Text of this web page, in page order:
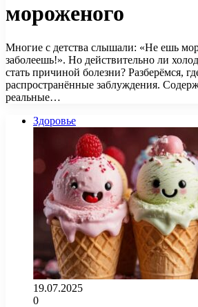
мороженого
Многие с детства слышали: «Не ешь
заболеешь!». Но действительно ли
стать причиной болезни? Разберёмся,
распространённые заблуждения.
реальные…
Здоровье
19.07.2025
0